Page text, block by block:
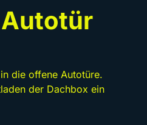
die offene Autotüre.
der Dachbox ein